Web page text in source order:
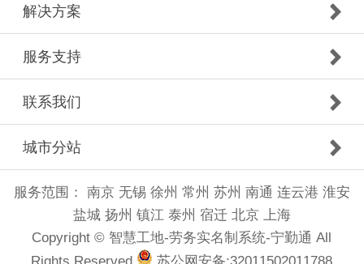
解决方案
服务支持
联系我们
城市分站
服务范围： 南京 无锡 徐州 常州 苏州 南通 连云港 淮安
盐城 扬州 镇江 泰州 宿迁 北京 上海
Copyright © 智慧工地-劳务实名制系统-宁勤通 All